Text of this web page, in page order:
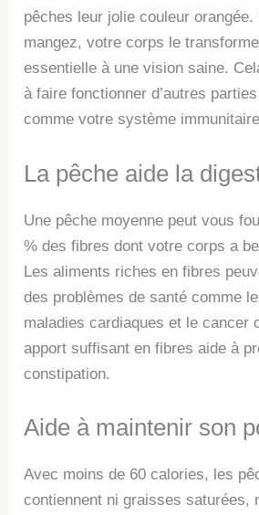
pêches leur jolie couleur
mangez, votre corps le
essentielle à une vision saine.
à faire fonctionner d’autres
comme votre système
La pêche aide la
Une pêche moyenne peut vous
% des fibres dont votre corps a
Les aliments riches en fibres
des problèmes de santé comme
maladies cardiaques et le cancer
apport suffisant en fibres aide à
constipation.
Aide à maintenir son
Avec moins de 60 calories, les
contiennent ni graisses saturées,